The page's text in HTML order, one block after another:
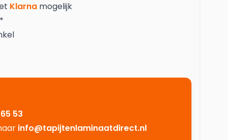
Klarna mogelijk
53
info@tapijtenlaminaatdirect.nl